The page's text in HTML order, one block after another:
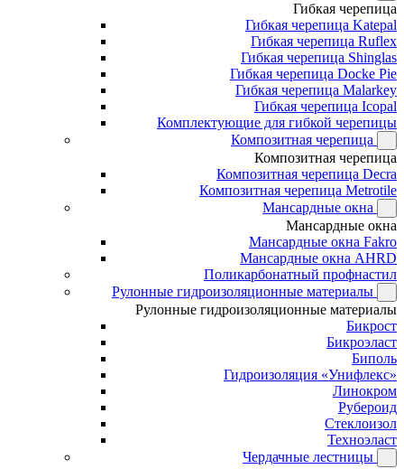
Гибкая черепица
Гибкая черепица Katepal
Гибкая черепица Ruflex
Гибкая черепица Shinglas
Гибкая черепица Docke Pie
Гибкая черепица Malarkey
Гибкая черепица Icopal
Комплектующие для гибкой черепицы
Композитная черепица
Композитная черепица
Композитная черепица Decra
Композитная черепица Metrotile
Мансардные окна
Мансардные окна
Мансардные окна Fakro
Мансардные окна AHRD
Поликарбонатный профнастил
Рулонные гидроизоляционные материалы
Рулонные гидроизоляционные материалы
Бикрост
Бикроэласт
Биполь
Гидроизоляция «Унифлекс»
Линокром
Рубероид
Стеклоизол
Техноэласт
Чердачные лестницы